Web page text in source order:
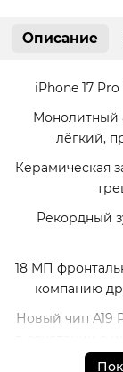
Описание
iPhone 17
Монолитный
лёгкий,
Керамическая
Рекордный
18 МП
компанию
Новый чип A19